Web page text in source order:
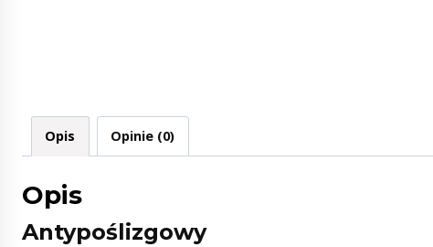
Opis Opinie (0)
Opis
Antypoślizgowy